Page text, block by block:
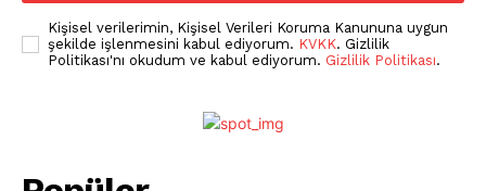
Türkiye'nin Sektörel
Gazetesi
Kişisel verilerimin, Kişisel Verileri Koruma Kanununa uygun
şekilde işlenmesini kabul ediyorum. KVKK. Gizlilik
Politikası'nı okudum ve kabul ediyorum. Gizlilik Politikası.